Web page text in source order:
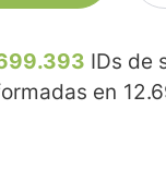
IDs de
en